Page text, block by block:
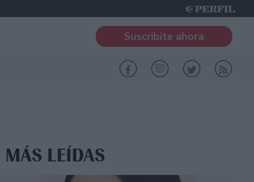
Suscribite ahora
MÁS LEÍDAS